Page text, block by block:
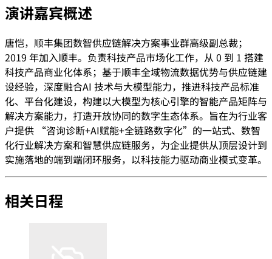
演讲嘉宾概述
唐恺，顺丰集团数智供应链解决方案事业群高级副总裁；
2019 年加入顺丰。负责科技产品市场化工作，从 0 到 1 搭建
科技产品商业化体系；基于顺丰全域物流数据优势与供应链建
设经验，深度融合AI 技术与大模型能力，推进科技产品标准
化、平台化建设，构建以大模型为核心引擎的智能产品矩阵与
解决方案能力，打造开放协同的数字生态体系。旨在为行业客
户提供 “咨询诊断+AI赋能+全链路数字化”的一站式、数智
化行业解决方案和智慧供应链服务，为企业提供从顶层设计到
实施落地的端到端闭环服务，以科技能力驱动商业模式变革。
相关日程